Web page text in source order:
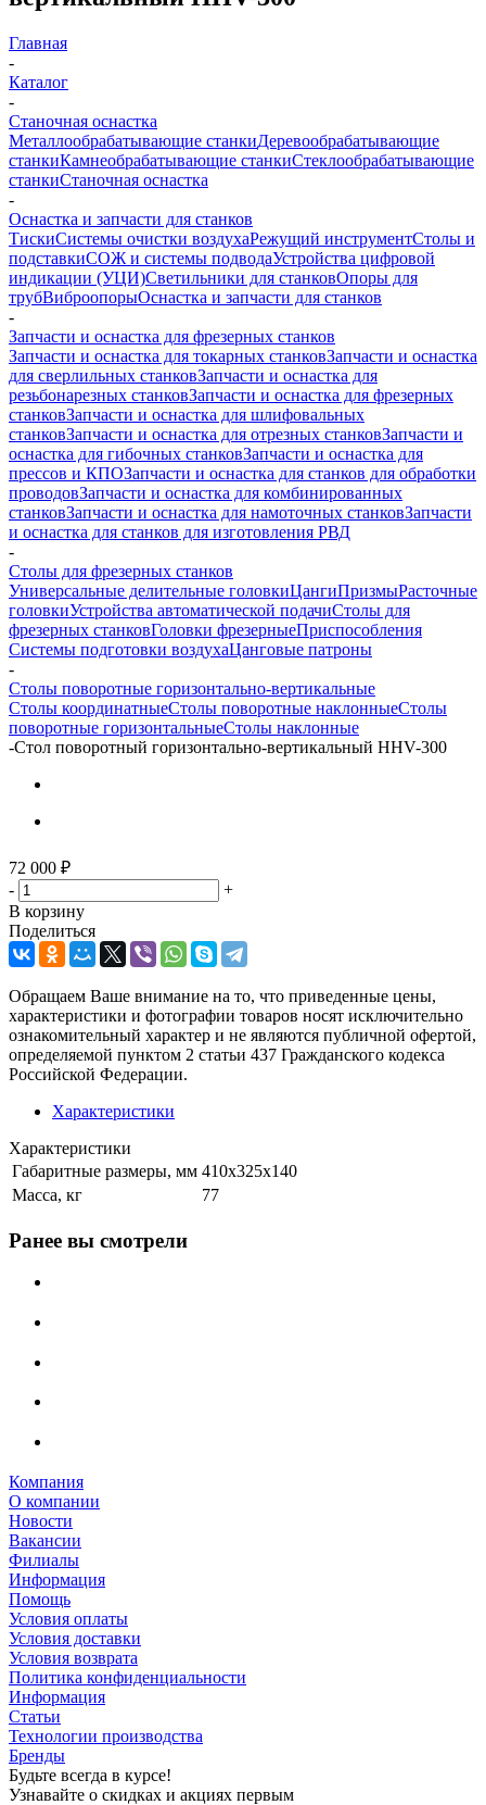
Главная
-
Каталог
-
Станочная оснастка
Металлообрабатывающие станкиДеревообрабатывающие
станкиКамнеобрабатывающие станкиСтеклообрабатывающие
станкиСтаночная оснастка
-
Оснастка и запчасти для станков
ТискиСистемы очистки воздухаРежущий инструментСтолы и
подставкиСОЖ и системы подводаУстройства цифровой
индикации (УЦИ)Светильники для станковОпоры для
трубВиброопорыОснастка и запчасти для станков
-
Запчасти и оснастка для фрезерных станков
Запчасти и оснастка для токарных станковЗапчасти и оснастка
для сверлильных станковЗапчасти и оснастка для
резьбонарезных станковЗапчасти и оснастка для фрезерных
станковЗапчасти и оснастка для шлифовальных
станковЗапчасти и оснастка для отрезных станковЗапчасти и
оснастка для гибочных станковЗапчасти и оснастка для
прессов и КПОЗапчасти и оснастка для станков для обработки
проводовЗапчасти и оснастка для комбинированных
станковЗапчасти и оснастка для намоточных станковЗапчасти
и оснастка для станков для изготовления РВД
-
Столы для фрезерных станков
Универсальные делительные головкиЦангиПризмыРасточные
головкиУстройства автоматической подачиСтолы для
фрезерных станковГоловки фрезерныеПриспособления
Системы подготовки воздухаЦанговые патроны
-
Столы поворотные горизонтально-вертикальные
Столы координатныеСтолы поворотные наклонныеСтолы
поворотные горизонтальныеСтолы наклонные
-Стол поворотный горизонтально-вертикальный HHV-300
72 000 ₽
-
+
В корзину
Поделиться
Обращаем Ваше внимание на то, что приведенные цены,
характеристики и фотографии товаров носят исключительно
ознакомительный характер и не являются публичной офертой,
определяемой пунктом 2 статьи 437 Гражданского кодекса
Российской Федерации.
Характеристики
Характеристики
Габаритные размеры, мм 410x325x140
Масса, кг
77
Ранее вы смотрели
Компания
О компании
Новости
Вакансии
Филиалы
Информация
Помощь
Условия оплаты
Условия доставки
Условия возврата
Политика конфиденциальности
Информация
Статьи
Технологии производства
Бренды
Будьте всегда в курсе!
Узнавайте о скидках и акциях первым